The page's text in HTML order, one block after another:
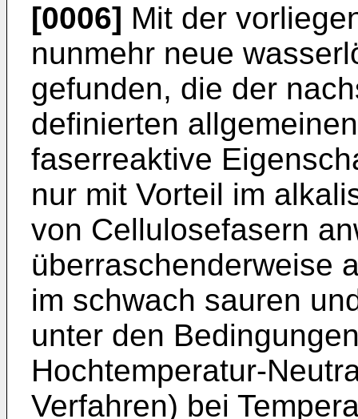
[0006] Mit der
nunmehr neue
gefunden, die der
definierten
faserreaktive
nur mit Vorteil im
von Cellulosefasern
überraschenderweise
im schwach sauren
unter den
Hochtemperatur-
Verfahren) bei